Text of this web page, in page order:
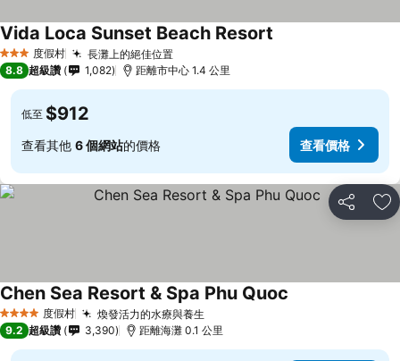
3 星級 度假村 長灘上的絕佳位置
Vida Loca Sunset Beach Resort
8.8 超級讚 1,082 距離市中心 1.4 公里
低至 $912
查看其他 6 個網站的價格 查看價格
分享 加
4 星級 度假村 煥發活力的水療與養生
Chen Sea Resort & Spa Phu Quoc
9.2 超級讚 3,390 距離海灘 0.1 公里